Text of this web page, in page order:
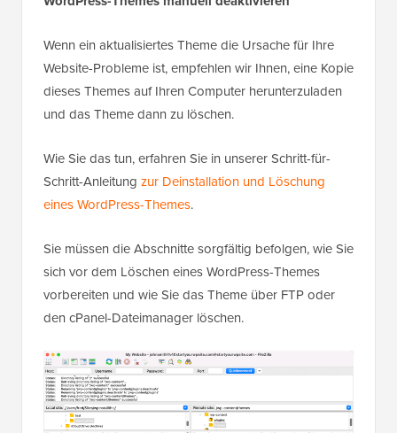
Wenn ein aktualisiertes Theme die Ursache für Ihre
Website-Probleme ist, empfehlen wir Ihnen, eine Kopie
dieses Themes auf Ihren Computer herunterzuladen
und das Theme dann zu löschen.
Wie Sie das tun, erfahren Sie in unserer Schritt-für-
Schritt-Anleitung zur Deinstallation und Löschung
eines WordPress-Themes.
Sie müssen die Abschnitte sorgfältig befolgen, wie Sie
sich vor dem Löschen eines WordPress-Themes
vorbereiten und wie Sie das Theme über FTP oder
den cPanel-Dateimanager löschen.